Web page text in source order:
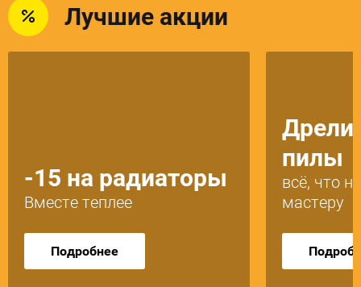
Лучшие акции
-15 на радиаторы
Вместе теплее
Подробнее
пилы
всё, что
мастеру